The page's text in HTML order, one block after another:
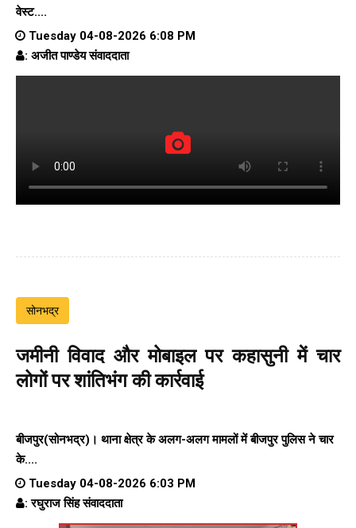
वेस्ट....
Tuesday 04-08-2026 6:08 PM
: अजीत पाण्डेय संवाददाता
सोनभद्र
जमीनी विवाद और मोबाइल पर कहासुनी में चार
लोगों पर शांतिभंग की कार्रवाई
बीजपुर(सोनभद्र)। थाना क्षेत्र के अलग-अलग मामलों में बीजपुर पुलिस ने चार
के....
Tuesday 04-08-2026 6:03 PM
: रघुराज सिंह संवाददाता